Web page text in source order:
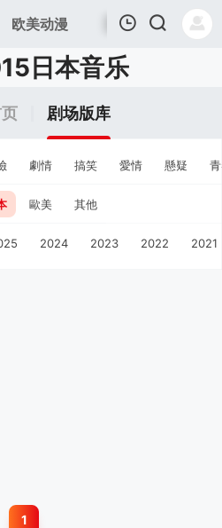
欧美动漫
日本音乐
剧场版库
劇情 搞笑 愛情 懸疑
歐美 其他
2024 2023 2022 2021
1